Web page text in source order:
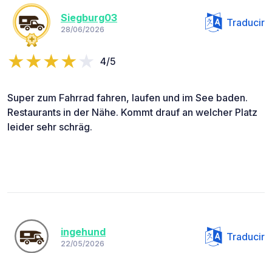
Siegburg03
28/06/2026
Traducir
4/5
Super zum Fahrrad fahren, laufen und im See baden.
Restaurants in der Nähe. Kommt drauf an welcher Platz
leider sehr schräg.
ingehund
22/05/2026
Traducir